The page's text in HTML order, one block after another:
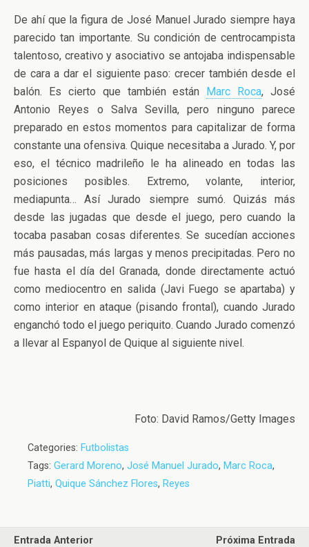
De ahí que la figura de José Manuel Jurado siempre haya
parecido tan importante. Su condición de centrocampista
talentoso, creativo y asociativo se antojaba indispensable
de cara a dar el siguiente paso: crecer también desde el
balón. Es cierto que también están Marc Roca, José
Antonio Reyes o Salva Sevilla, pero ninguno parece
preparado en estos momentos para capitalizar de forma
constante una ofensiva. Quique necesitaba a Jurado. Y, por
eso, el técnico madrileño le ha alineado en todas las
posiciones posibles. Extremo, volante, interior,
mediapunta… Así Jurado siempre sumó. Quizás más
desde las jugadas que desde el juego, pero cuando la
tocaba pasaban cosas diferentes. Se sucedían acciones
más pausadas, más largas y menos precipitadas. Pero no
fue hasta el día del Granada, donde directamente actuó
como mediocentro en salida (Javi Fuego se apartaba) y
como interior en ataque (pisando frontal), cuando Jurado
enganchó todo el juego periquito. Cuando Jurado comenzó
a llevar al Espanyol de Quique al siguiente nivel.
Foto: David Ramos/Getty Images
Categories: Futbolistas
Tags: Gerard Moreno, José Manuel Jurado, Marc Roca,
Piatti, Quique Sánchez Flores, Reyes
Entrada Anterior
Próxima Entrada